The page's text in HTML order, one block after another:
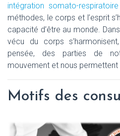
intégration somato-
méthodes, le corps et l’esprit
capacité d’être au monde.
vécu du corps
pensée, des parties de
mouvement et nous
Motifs des